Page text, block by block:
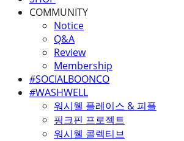
COMMUNITY
Notice
Q&A
Review
Membership
#SOCIALBOONCO
#WASHWELL
워시웰 플레이스 & 피플
핑크핀 프로젝트
워시웰 콜렉티브